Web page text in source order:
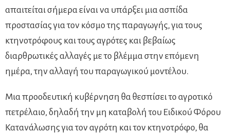
απαιτείται σήμερα είναι να υπάρξει μια ασπίδα
προστασίας για τον κόσμο της παραγωγής, για τους
κτηνοτρόφους και τους αγρότες και βεβαίως
διαρθρωτικές αλλαγές με το βλέμμα στην επόμενη
ημέρα, την αλλαγή του παραγωγικού μοντέλου.
Μια προοδευτική κυβέρνηση θα θεσπίσει το αγροτικό
πετρέλαιο, δηλαδή την μη καταβολή του Ειδικού Φόρου
Κατανάλωσης για τον αγρότη και τον κτηνοτρόφο, θα